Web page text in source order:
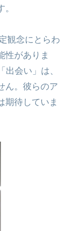
観念にとらわ
性がありま
会い」は、
ん。彼らのア
期待していま